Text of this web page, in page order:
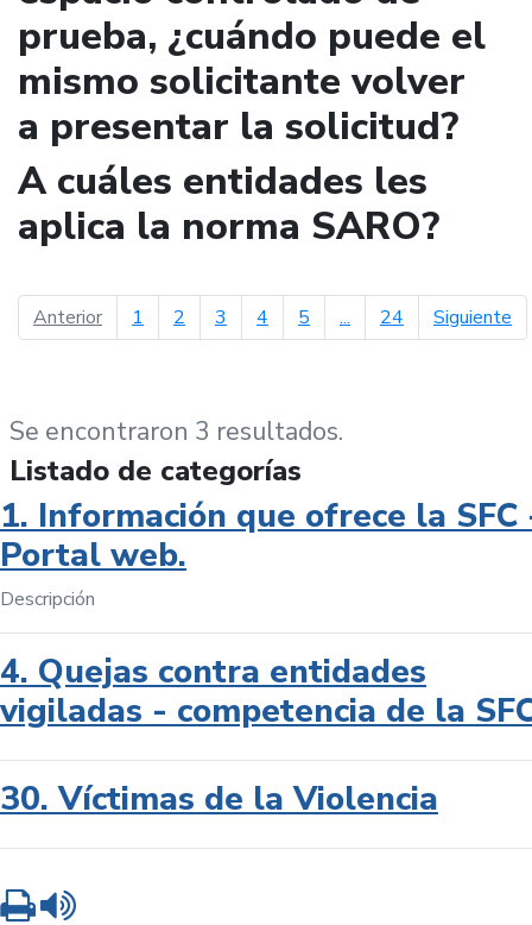
prueba, ¿cuándo puede el
mismo solicitante volver
a presentar la solicitud?
A cuáles entidades les
aplica la norma SARO?
Anteriorpágina anterior
1 2 3 4 5 ... 24 Siguiente
Se encontraron 3 resultados.
Listado de categorías
1. Información que ofrece la SFC
Portal web.
Descripción
4. Quejas contra entidades
vigiladas - competencia de la
30. Víctimas de la Violencia
Imprimir